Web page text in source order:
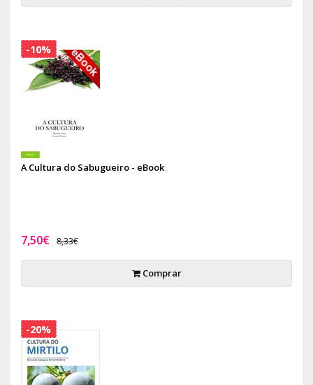
A Cultura do Sabugueiro - eBook
7,50€ 8,33€
Comprar
-10%
-20%